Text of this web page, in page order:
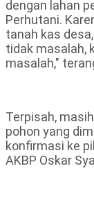
dengan lahan
Perhutani.
tanah kas
tidak masalah,
masalah,"
Terpisah,
pohon yang
konfirmasi ke
AKBP Oskar